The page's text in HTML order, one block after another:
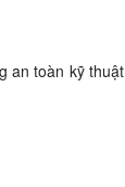
an toàn kỹ thuật